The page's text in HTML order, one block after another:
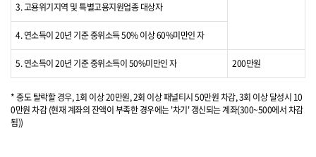
3. 고용위기지역 및 특별고용지원업종 대상자
4. 연소득이 20년 기준 중위소득 50% 이상 60%미만인 자
5. 연소득이 20년 기준 중위소득이 50%미만인 자 200만원
* 중도 탈락할 경우, 1회 이상 20만원, 2회 이상 패널티시 50만원 차감, 3회 이상 달성시 10
0만원 차감 (현재 계좌의 잔액이 부족한 경우에는 '차기' 갱신되는 계좌(300~500에서 차감
됨))